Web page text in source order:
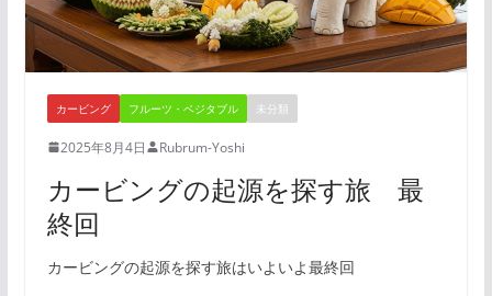
カービング フルーツ・ベジタブル 未分類
2025年8月4日 Rubrum-Yoshi
カービングの起源を探す旅 最
終回
カービングの起源を探す旅はいよいよ最終回